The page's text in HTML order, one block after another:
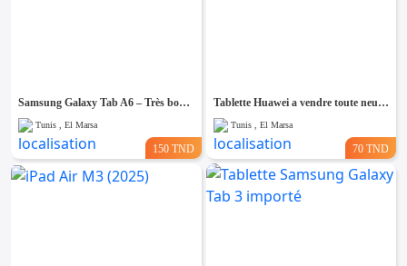
Samsung Galaxy Tab A6 – Très bon état
Tunis , El Marsa
150 TND
Tablette Huawei a vendre toute neuf🔥
Tunis , El Marsa
70 TND